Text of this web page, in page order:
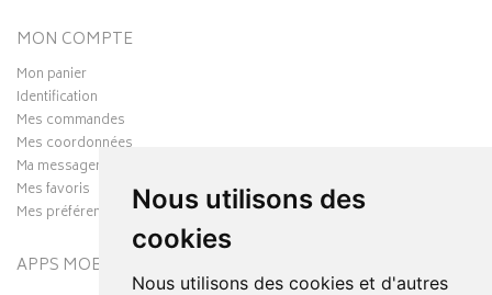
Nous utilisons des
cookies
Nous utilisons des cookies et d'autres
MON COMPTE
Mon panier
Identification
Mes commandes
Mes coordonnées
Ma messagerie
Mes favoris
Mes préférences Cookies
APPS MOBILES